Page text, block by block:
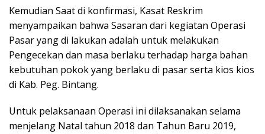
Kemudian Saat di konfirmasi, Kasat Reskrim
menyampaikan bahwa Sasaran dari kegiatan Operasi
Pasar yang di lakukan adalah untuk melakukan
Pengecekan dan masa berlaku terhadap harga bahan
kebutuhan pokok yang berlaku di pasar serta kios kios
di Kab. Peg. Bintang.
Untuk pelaksanaan Operasi ini dilaksanakan selama
menjelang Natal tahun 2018 dan Tahun Baru 2019,